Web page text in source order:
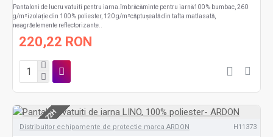
Pantaloni de lucru vatuiti pentru iarna.îmbrăcăminte pentru iarnă100 % bumbac, 260
g/m²izolație din 100 % poliester, 120 g/m²căptușeală din tafta matlasată,
neagrăelemente reflectorizante..
220,22 RON
Distribuitor echipamente de protectie marca ARDON H11373